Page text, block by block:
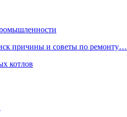
причины и советы по ремонту…
котлов